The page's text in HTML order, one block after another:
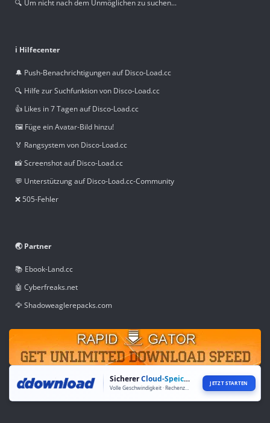
🔍 Um nicht nach dem Unmöglichen zu suchen...
ℹ️ Hilfecenter
🔔 Push-Benachrichtigungen auf Disco-Load.cc
🔍 Hilfe zur Suchfunktion von Disco-Load.cc
👍 Likes in 7 Tagen auf Disco-Load.cc
🖼️ Füge ein Avatar-Bild hinzu!
🏅 Rangsystem von Disco-Load.cc
📸 Screenshot auf Disco-Load.cc
💬 Unterstützung auf Disco-Load.cc-Community
❌ 505-Fehler
🌏 Partner
📚 Ebook-Land.cc
🤖 Cyberfreaks.net
🦅 Shadoweaglerepacks.com
SichererCloud-Speicher JETZT STARTEN